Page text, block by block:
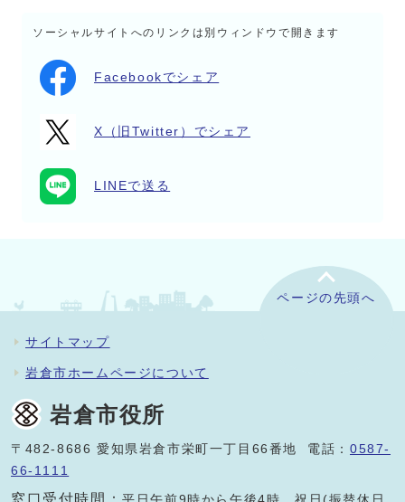
ソーシャルサイトへのリンクは別ウィンドウで開きます
Facebookでシェア
X（旧Twitter）でシェア
LINEで送る
ページの先頭へ
サイトマップ
岩倉市ホームページについて
岩倉市役所
〒482-8686 愛知県岩倉市栄町一丁目66番地 電話：0587-
66-1111